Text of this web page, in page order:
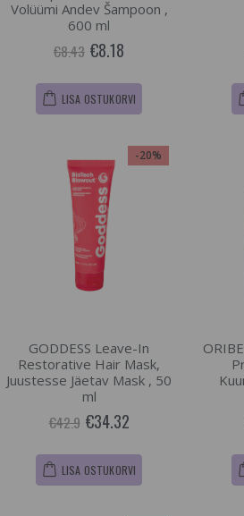
Volüümi Andev Šampoon ,
600 ml
€8.43 €8.18
LISA OSTUKORVI
-20%
GODDESS Leave-In
Restorative Hair Mask,
Juustesse Jäetav Mask , 50
ml
€42.9 €34.32
LISA OSTUKORVI